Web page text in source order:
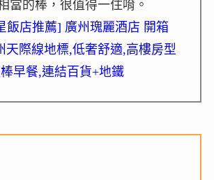
當的棒，很值得一住唷。
飯店推薦] 廣州瑰麗酒店 開箱
天際線地標,低奢舒適,高樓房型
早餐,連結百貨+地鐵